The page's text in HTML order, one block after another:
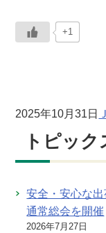
+1
2025年10月31日
トピック
安全・安心な
通常総会を開催
2026年7月27日